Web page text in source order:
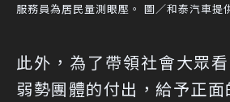
服務員為居民量測眼壓。 圖／和泰汽車提
此外，為了帶領社會大眾
弱勢團體的付出，給予正面